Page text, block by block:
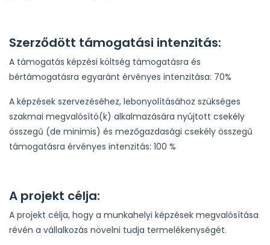
Szerződött támogatási intenzitás:
A támogatás képzési költség támogatásra és
bértámogatásra egyaránt érvényes intenzitása: 70%
A képzések szervezéséhez, lebonyolításához szükséges
szakmai megvalósító(k) alkalmazására nyújtott csekély
összegű (de minimis) és mezőgazdasági csekély összegű
támogatásra érvényes intenzitás: 100 %
A projekt célja:
A projekt célja, hogy a munkahelyi képzések megvalósítása
révén a vállalkozás növelni tudja termelékenységét.